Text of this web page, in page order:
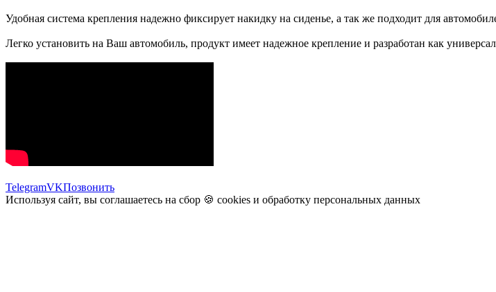
Удобная система крепления надежно фиксирует накидку на сиденье, а так же подходит для
Легко установить на Ваш автомобиль, продукт имеет надежное крепление и разработан как
TelegramVKПозвонить
Используя сайт, вы соглашаетесь на сбор 🍪 cookies и обработку персональных данных